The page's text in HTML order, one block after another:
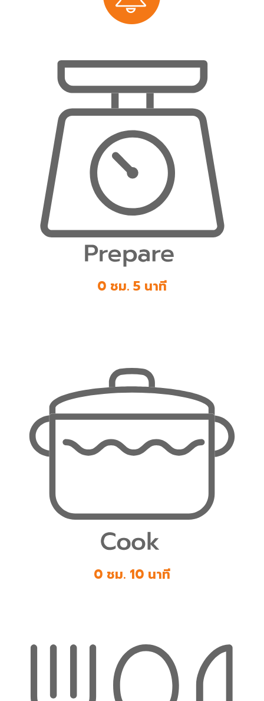
0 ชม. 5 นาที
0 ชม. 10 นาที